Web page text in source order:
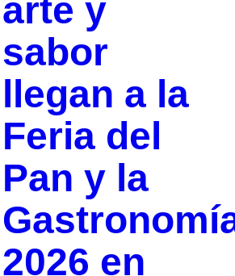
arte y
sabor
llegan a la
Feria del
Pan y la
2026 en